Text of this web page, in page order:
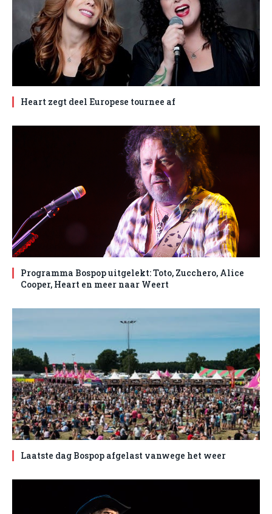
Heart zegt deel Europese tournee af
Programma Bospop uitgelekt: Toto, Zucchero, Alice
Cooper, Heart en meer naar Weert
Laatste dag Bospop afgelast vanwege het weer